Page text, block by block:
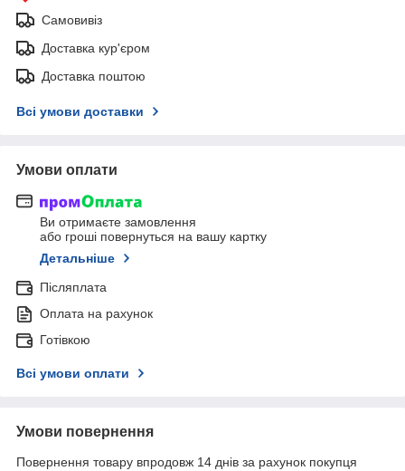
Самовивіз
Доставка кур'єром
Доставка поштою
Всі умови доставки
Умови оплати
Ви отримаєте замовлення
або гроші повернуться на вашу картку
Детальніше
Післяплата
Оплата на рахунок
Готівкою
Всі умови оплати
Умови повернення
Повернення товару впродовж 14 днів за рахунок покупця